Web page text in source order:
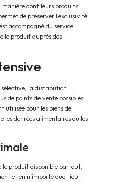
dont leurs produits
de préserver l’exclusivité
accompagné du service
le produit auprès des
la distribution
de points de vente possibles.
utilisée pour les biens de
les denrées alimentaires ou les
le produit disponible partout,
et en n’importe quel lieu.